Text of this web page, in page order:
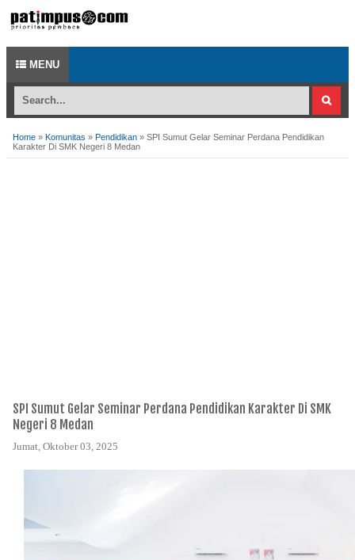
MENU
Home » Komunitas » Pendidikan » SPI Sumut Gelar Seminar Perdana Pendidikan
Karakter Di SMK Negeri 8 Medan
SPI Sumut Gelar Seminar Perdana Pendidikan Karakter Di SMK
Negeri 8 Medan
Jumat, Oktober 03, 2025